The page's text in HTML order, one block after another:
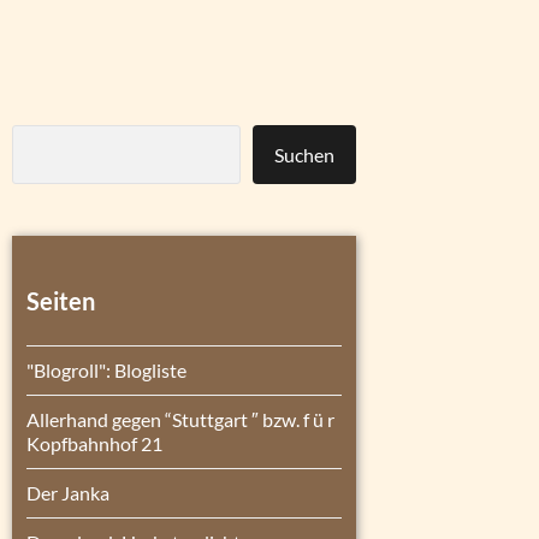
Suchen
Seiten
"Blogroll": Blogliste
Allerhand gegen “Stuttgart ″ bzw. f ü r
Kopfbahnhof 21
Der Janka